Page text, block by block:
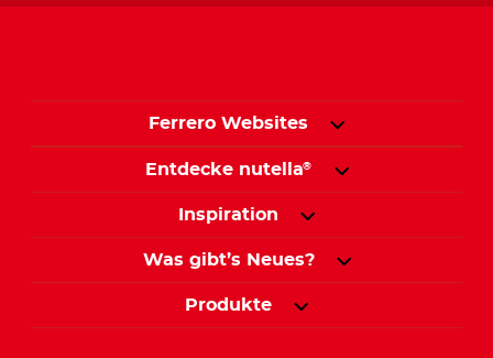
Ferrero Websites
Entdecke nutella®
Inspiration
Was gibt’s Neues?
Produkte